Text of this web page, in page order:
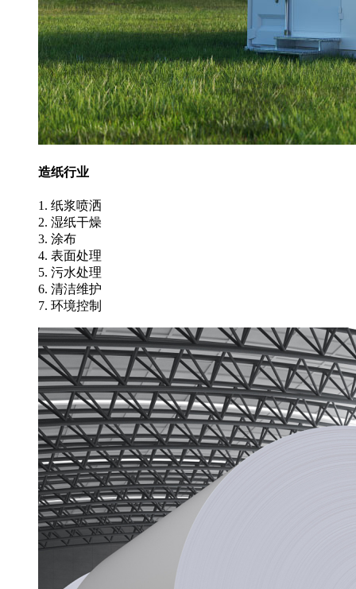
造纸行业
1. 纸浆喷洒
2. 湿纸干燥
3. 涂布
4. 表面处理
5. 污水处理
6. 清洁维护
7. 环境控制